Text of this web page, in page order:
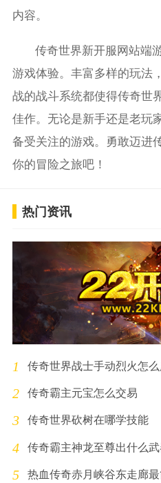
内容。
传奇世界新开服网站端
游戏体验。丰富多样的玩法
战的战斗系统都使得传奇世
佳作。无论是新手还是老玩
备受关注的游戏。勇敢迈进
你的冒险之旅吧！
热门资讯
1 传奇世界战士手动烈火怎
2 传奇霸主元宝怎么交易
3 传奇世界砍树在哪学技能
4 传奇霸主神龙至尊出什么武
5 热血传奇赤月峡谷东走廊